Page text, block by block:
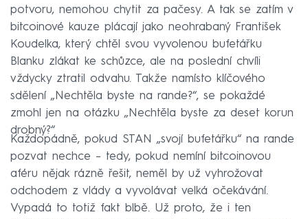
potvoru, nemohou chytit za pačesy. A tak se zatím v
bitcoinové kauze plácají jako neohrabaný František
Koudelka, který chtěl svou vyvolenou bufetářku
Blanku zlákat ke schůzce, ale na poslední chvíli
vždycky ztratil odvahu. Takže namísto klíčového
sdělení „Nechtěla byste na rande?“, se pokaždé
zmohl jen na otázku „Nechtěla byste za deset korun
drobný?“
Každopádně, pokud STAN „svojí bufetářku“ na rande
pozvat nechce – tedy, pokud nemíní bitcoinovou
aféru nějak rázně řešit, neměl by už vyhrožovat
odchodem z vlády a vyvolávat velká očekávání.
Vypadá to totiž fakt blbě. Už proto, že i ten